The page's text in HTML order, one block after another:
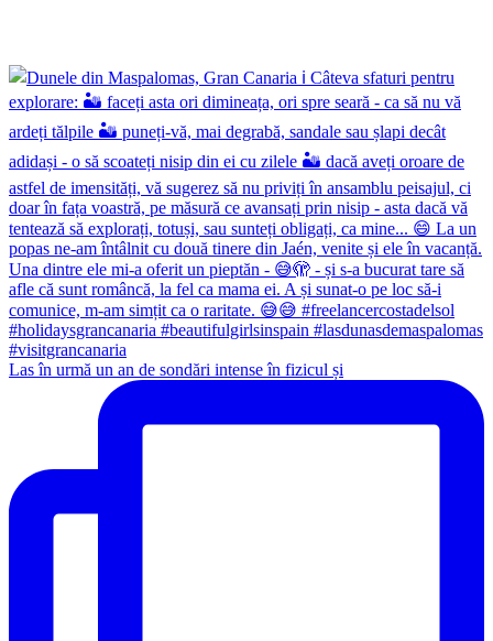
Las în urmă un an de sondări intense în fizicul și